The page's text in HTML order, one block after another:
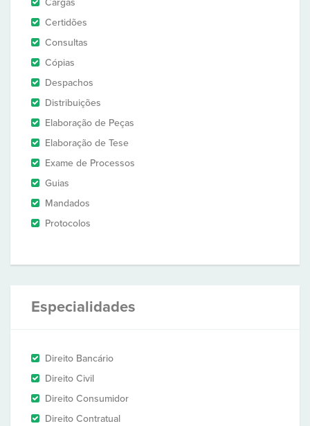
Cargas
Certidões
Consultas
Cópias
Despachos
Distribuições
Elaboração de Peças
Elaboração de Tese
Exame de Processos
Guias
Mandados
Protocolos
Especialidades
Direito Bancário
Direito Civil
Direito Consumidor
Direito Contratual